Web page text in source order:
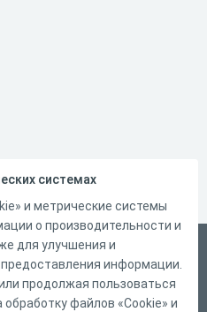
системах
и метрические системы
о производительности и
для улучшения и
информации.
продолжая пользоваться
файлов «Cookie» и